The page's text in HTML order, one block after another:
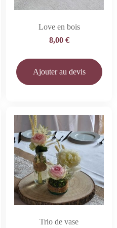
Love en bois
8,00 €
Ajouter au devis
Trio de vase